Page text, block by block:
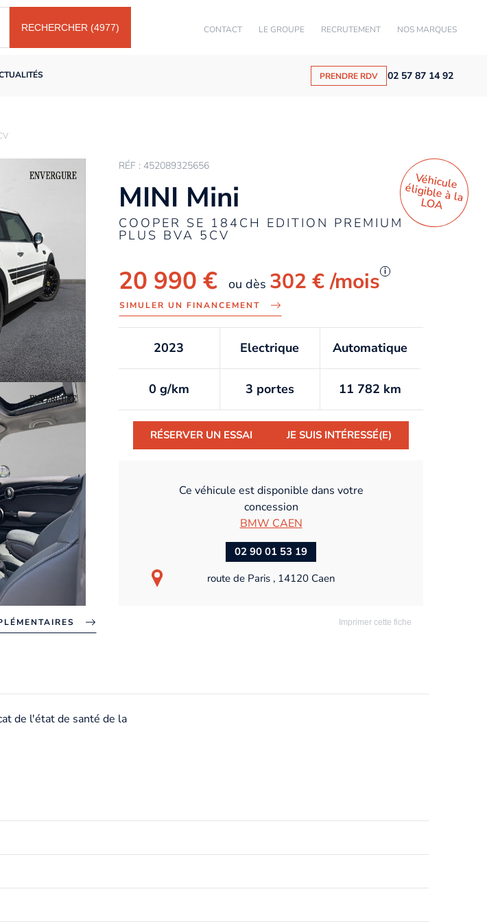
CONTACT LE GROUPE RECRUTEMENT NOS MARQUES
PRENDRE RDV 02 57 87 14 92
RECHERCHER (4977)
RÉF : 452089325656
MINI Mini
COOPER SE 184CH EDITION PREMIUM
PLUS BVA 5CV
20 990 € ou dès 302 €/mois i
SIMULER UN FINANCEMENT
Véhicule
éligible à la
LO
A
2023 Electrique Automatique
0 g/km 3 portes 11 782 km
RÉSERVER UN ESSAI JE SUIS INTÉRESSÉ(E)
Ce véhicule est disponible dans votre
concession
BMW CAEN
02 90 01 53 19
route de Paris , 14120 Caen
Imprimer cette fiche
de l'état de santé de la
Nanuq White
Version
BVA 5CV